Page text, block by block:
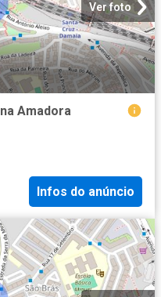
Ver foto
Amadora
Infos do anúncio